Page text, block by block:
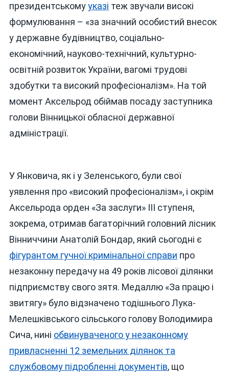
президентськомууказі теж звучали високі
формулювання – «за значний особистий внесок
у державне будівництво, соціально-
економічний, науково-технічний, культурно-
освітній розвиток України, вагомі трудові
здобутки та високий професіоналізм». На той
момент Аксельрод обіймав посаду заступника
голови Вінницької обласної державної
адміністрації.
У Янковича, як і у Зеленського, були свої
уявлення про «високий професіоналізм», і окрім
Аксельрода орден «За заслуги» ІІІ ступеня,
зокрема, отримав багаторічний головний лісник
Вінниччини Анатолій Бондар, який сьогодні є
фігурантом гучної кримінальної справи про
незаконну передачу на 49 років лісової ділянки
підприємству свого зятя. Медаллю «За працю і
звитягу» було відзначено тодішнього Лука-
Мелешківського сільського голову Володимира
Сича, нині обвинуваченого у незаконному
привласненні 12 земельних ділянок та
службовому підробленні документів, що